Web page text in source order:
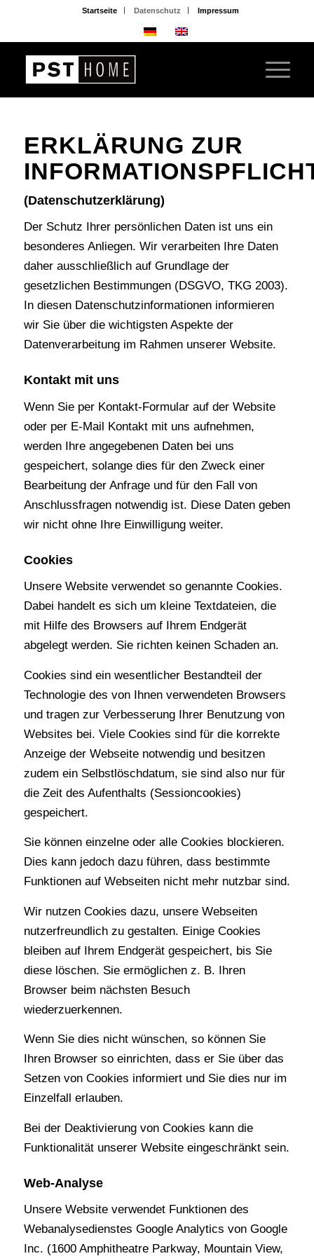
Startseite Datenschutz Impressum
ERKLÄRUNG ZUR
(Datenschutzerklärung)
Der Schutz Ihrer persönlichen Daten ist uns ein
besonderes Anliegen. Wir verarbeiten Ihre Daten
daher ausschließlich auf Grundlage der
gesetzlichen Bestimmungen (DSGVO, TKG 2003).
In diesen Datenschutzinformationen informieren
wir Sie über die wichtigsten Aspekte der
Datenverarbeitung im Rahmen unserer Website.
Kontakt mit uns
Wenn Sie per Kontakt-Formular auf der Website
oder per E-Mail Kontakt mit uns aufnehmen,
werden Ihre angegebenen Daten bei uns
gespeichert, solange dies für den Zweck einer
Bearbeitung der Anfrage und für den Fall von
Anschlussfragen notwendig ist. Diese Daten geben
wir nicht ohne Ihre Einwilligung weiter.
Cookies
Unsere Website verwendet so genannte Cookies.
Dabei handelt es sich um kleine Textdateien, die
mit Hilfe des Browsers auf Ihrem Endgerät
abgelegt werden. Sie richten keinen Schaden an.
Cookies sind ein wesentlicher Bestandteil der
Technologie des von Ihnen verwendeten Browsers
und tragen zur Verbesserung Ihrer Benutzung von
Websites bei. Viele Cookies sind für die korrekte
Anzeige der Webseite notwendig und besitzen
zudem ein Selbstlöschdatum, sie sind also nur für
die Zeit des Aufenthalts (Sessioncookies)
gespeichert.
Sie können einzelne oder alle Cookies blockieren.
Dies kann jedoch dazu führen, dass bestimmte
Funktionen auf Webseiten nicht mehr nutzbar sind.
Wir nutzen Cookies dazu, unsere Webseiten
nutzerfreundlich zu gestalten. Einige Cookies
bleiben auf Ihrem Endgerät gespeichert, bis Sie
diese löschen. Sie ermöglichen z. B. Ihren
Browser beim nächsten Besuch
wiederzuerkennen.
Wenn Sie dies nicht wünschen, so können Sie
Ihren Browser so einrichten, dass er Sie über das
Setzen von Cookies informiert und Sie dies nur im
Einzelfall erlauben.
Bei der Deaktivierung von Cookies kann die
Funktionalität unserer Website eingeschränkt sein.
Web-Analyse
Unsere Website verwendet Funktionen des
Webanalysedienstes Google Analytics von Google
Inc. (1600 Amphitheatre Parkway, Mountain View,